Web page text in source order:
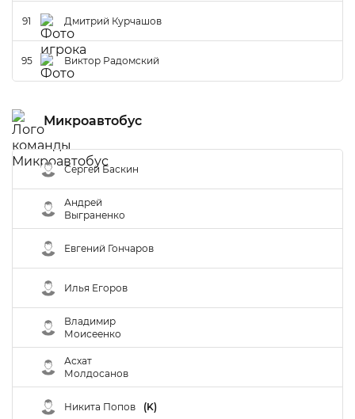
91 Дмитрий Курчашов
95 Виктор Радомский
Микроавтобус
Сергей Баскин
Андрей
Выграненко
Евгений Гончаров
Илья Егоров
Владимир
Моисеенко
Асхат
Молдосанов
Никита Попов (K)